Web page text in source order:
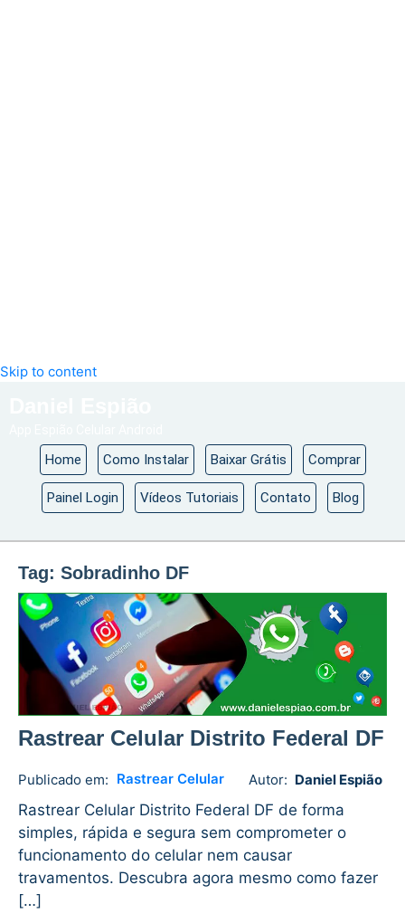
Skip to content
Home Como Instalar Baixar Grátis Comprar
Painel Login Vídeos Tutoriais Contato Blog
Tag: Sobradinho DF
Rastrear Celular Distrito Federal DF
Publicado em: Rastrear Celular Autor: Daniel Espião
Daniel
Espião
1
comment
Rastrear Celular Distrito Federal DF de forma
simples, rápida e segura sem comprometer o
funcionamento do celular nem causar
travamentos. Descubra agora mesmo como fazer
[…]